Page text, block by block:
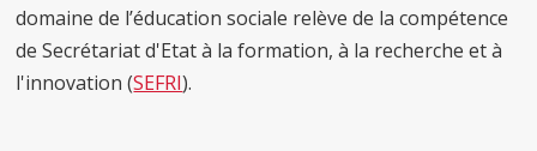
domaine de l’éducation sociale relève de la compétence
de Secrétariat d'Etat à la formation, à la recherche et à
l'innovation (SEFRI).